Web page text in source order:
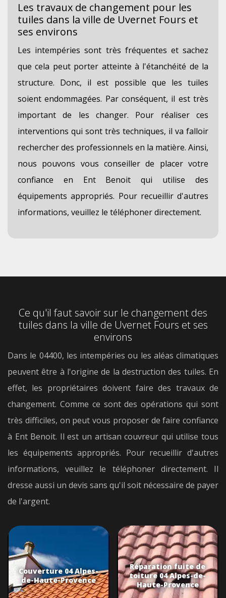
Les travaux de changement pour les
tuiles dans la ville de Uvernet Fours et
ses environs
Les intempéries sont très fréquentes et sachez
que cela peut porter atteinte à l'étanchéité de la
structure. Donc, il est possible que les tuiles
soient endommagées. Par conséquent, il est très
important de les changer. Pour réaliser ces
interventions qui sont très techniques, il va falloir
rechercher des professionnels en la matière. Ainsi,
nous pouvons vous conseiller de placer votre
confiance en Ent Benoit qui utilise des
équipements appropriés. Pour recueillir d'autres
informations, veuillez le téléphoner directement.
Ce qu'il faut savoir sur le changement des
tuiles dans la ville de Uvernet Fours et ses
environs
Dans le 04400, les intempéries ou les aléas climatiques
peuvent être à l'origine de la destruction des tuiles. En
effet, les propriétaires doivent faire des travaux de
changement. Comme ce sont des opérations qui sont
très difficiles, on peut vous proposer de faire confiance
à Ent Benoit. Il est un artisan couvreur qui utilise tous
les équipements appropriés. Pour recueillir d'autres
informations, veuillez le téléphoner directement. Il
dresse aussi un devis sans qu'il soit nécessaire de payer
de l'argent.
Couverture 04 Alpes-
de-Haute-Provence
Réparation fuite de
toiture 04 Alpes-de-
Haute-Provence